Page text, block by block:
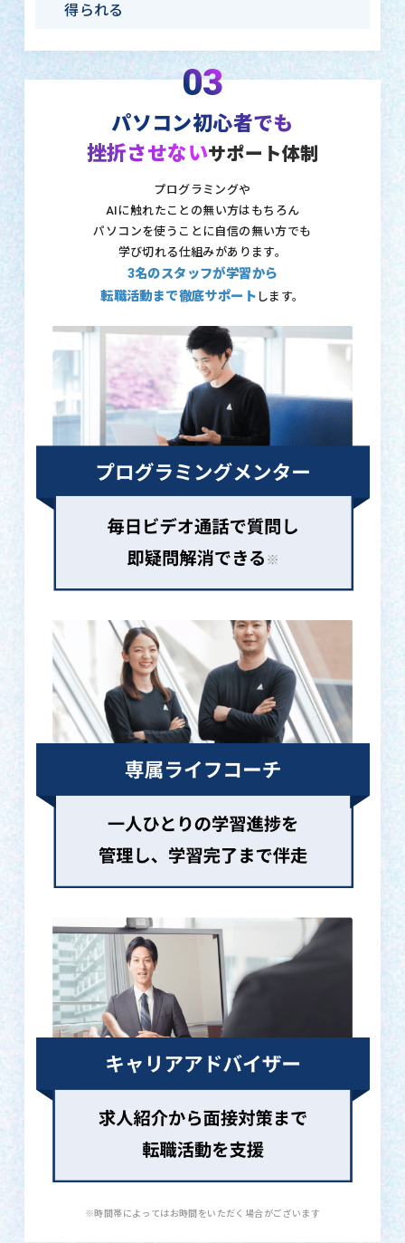
得られる
03
パソコン初心者でも
挫折させないサポート体制
プログラミングや
AIに触れたことの無い方はもちろん
パソコンを使うことに自信の無い方でも
学び切れる仕組みがあります。
3名のスタッフが学習から
転職活動まで徹底サポート します。
※時間帯によってはお時間をいただく場合がございます